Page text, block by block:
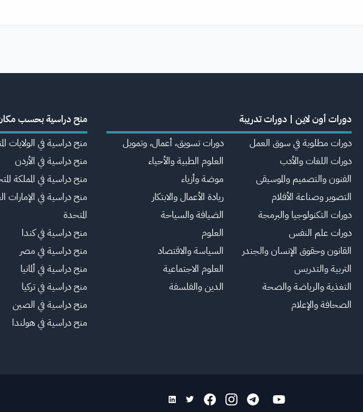
دورات أون لاين | دورات تدريبة
دورات مطلوبة في سوق العمل
دورات اللغات والأدب
الفنون والتصميم والموسيقى
التصوير وصناعة الأفلام
دورات التكنولوجيا والبرمجة
دورات علم النفس
القانون وحقوق الإنسان والجندر
التربية والتدريس
التغذية والرياضة والصحة
الصحافة والإعلام
دورات تسويق، أعمال، وتمويل
العلوم الطبية والأحياء
موضة وأزياء
ريادة الأعمال والابتكار
الضيافة والسياحة
العلوم
السياسة والاقتصاد
العلوم الاجتماعية
الدين والفلسفة
منح دراسية بحسب مكان
منح دراسية في الولايات
منح دراسية في الأردن
منح دراسية في المملكة
منح دراسية في الإمارات
المتحدة
منح دراسية في كندا
منح دراسية في مصر
منح دراسية في ألمانيا
منح دراسية في تركيا
منح دراسية في الصين
منح دراسية في هولندا